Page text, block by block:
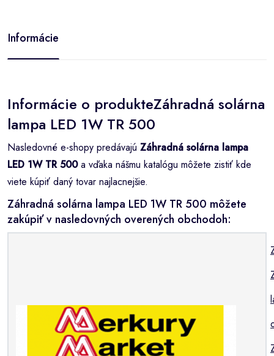
Informácie
Informácie o produkteZáhradná solárna
lampa LED 1W TR 500
Nasledovné e-shopy predávajú Záhradná solárna lampa
LED 1W TR 500a vďaka nášmu katalógu môžete zistiť kde
viete kúpiť daný tovar najlacnejšie.
Záhradná solárna lampa LED 1W TR 500 môžete
zakúpiť v nasledovných overených obchodoh: